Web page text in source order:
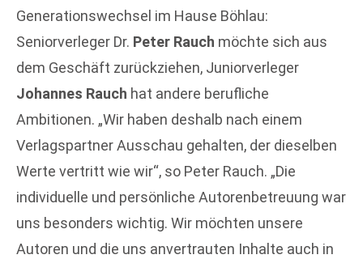
Generationswechsel im Hause Böhlau:
Seniorverleger Dr. Peter Rauch möchte sich aus
dem Geschäft zurückziehen, Juniorverleger
Johannes Rauch hat andere berufliche
Ambitionen. „Wir haben deshalb nach einem
Verlagspartner Ausschau gehalten, der dieselben
Werte vertritt wie wir“, so Peter Rauch. „Die
individuelle und persönliche Autorenbetreuung war
uns besonders wichtig. Wir möchten unsere
Autoren und die uns anvertrauten Inhalte auch in